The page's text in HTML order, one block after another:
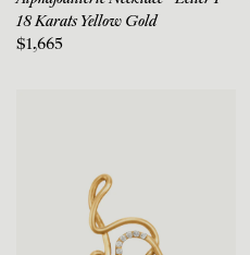
18 Karats Yellow Gold
$1,665